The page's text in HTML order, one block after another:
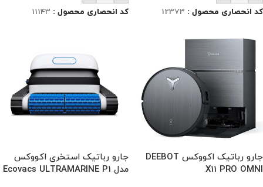
کد انحصاری محصول : 12373 کد انحصاری محصول : 11143
جارو رباتیک اکووکس DEEBOT
X11 PRO OMNI
جارو رباتیک استخری اکووکس
مدل Ecovacs ULTRAMARINE P1